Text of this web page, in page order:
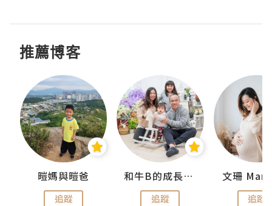
推薦博客
暟媽與暟爸
追蹤
和牛B的成長日記
追蹤
文珊
追蹤